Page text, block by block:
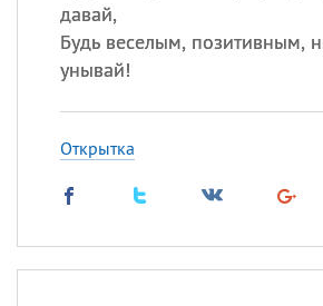
давай,
Будь веселым, позитивным,
унывай!
Открытка